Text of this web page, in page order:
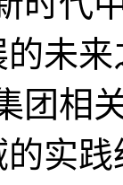
未
团相
实